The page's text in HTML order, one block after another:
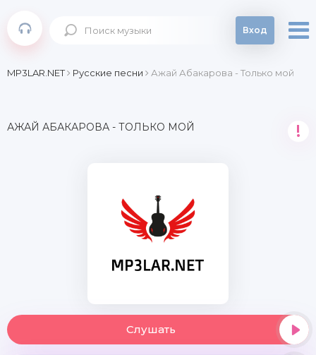
Вход
MP3LAR.NET Русские песни Ажай Абакарова - Только мой
АЖАЙ АБАКАРОВА - ТОЛЬКО МОЙ !
Слушать